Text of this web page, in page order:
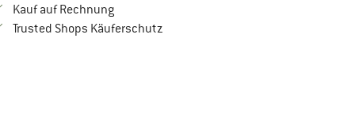
Kauf auf RechnungFinde die Zahlungs-Infos hier! Öffnet sich in
Trusted Shops KäuferschutzFinde alle Infos hier!